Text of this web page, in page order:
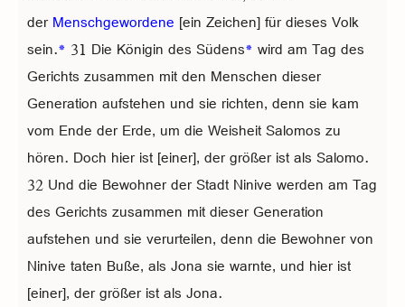
derMenschgewordene [ein Zeichen] für dieses Volk
sein.* 31 Die Königin des Südens* wird am Tag des
Gerichts zusammen mit den Menschen dieser
Generation aufstehen und sie richten, denn sie kam
vom Ende der Erde, um die Weisheit Salomos zu
hören. Doch hier ist [einer], der größer ist als Salomo.
32 Und die Bewohner der Stadt Ninive werden am Tag
des Gerichts zusammen mit dieser Generation
aufstehen und sie verurteilen, denn die Bewohner von
Ninive taten Buße, als Jona sie warnte, und hier ist
[einer], der größer ist als Jona.